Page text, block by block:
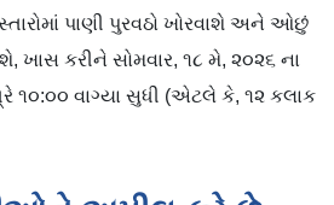
પાણી પુરવઠો ખોરવાશે અને ઓછું
ખાસ કરીને સોમવાર, ૧૮ મે, ૨૦૨૬ ના
૧૦:૦૦ વાગ્યા સુધી (એટલે ​​કે, ૧૨ કલાક